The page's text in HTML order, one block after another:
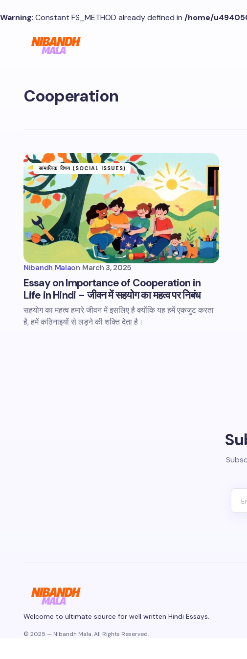
Warning: Constant FS_METHOD already defined in /home/
Cooperation
सामाजिक विषय (SOCIAL ISSUES)
Nibandh Malaon March 3, 2025
Essay on Importance of Cooperation in
Life in Hindi – जीवन में सहयोग का महत्व पर निबंध
सहयोग का महत्व हमारे जीवन में इसलिए है क्योंकि यह हमें एकजुट करता
है, हमें कठिनाइयों से लड़ने की शक्ति देता है।
Welcome to ultimate source for well written Hindi Essays.
© 2025 — Nibandh Mala. All Rights Reserved.